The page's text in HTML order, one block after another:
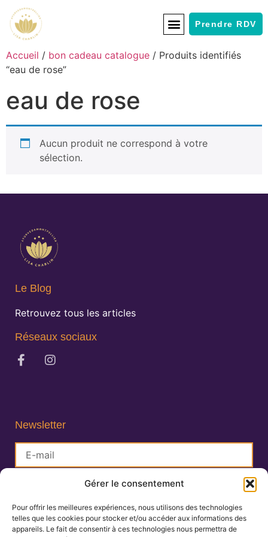
Gérer le consentement
Pour offrir les meilleures expériences, nous utilisons des technologies
telles que les cookies pour stocker et/ou accéder aux informations des
appareils. Le fait de consentir à ces technologies nous permettra de
Prendre RDV
Accueil / bon cadeau catalogue / Produits identifiés
“eau de rose”
eau de rose
Aucun produit ne correspond à votre
sélection.
Le Blog
Retrouvez tous les articles
Réseaux sociaux
Newsletter
S'inscrire
Lisa Charlin